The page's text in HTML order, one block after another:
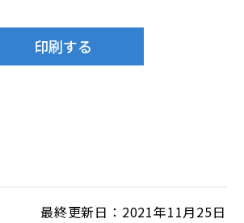
最終更新日：2021年11月25日